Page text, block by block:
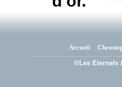
Accueil
©Les Eternels